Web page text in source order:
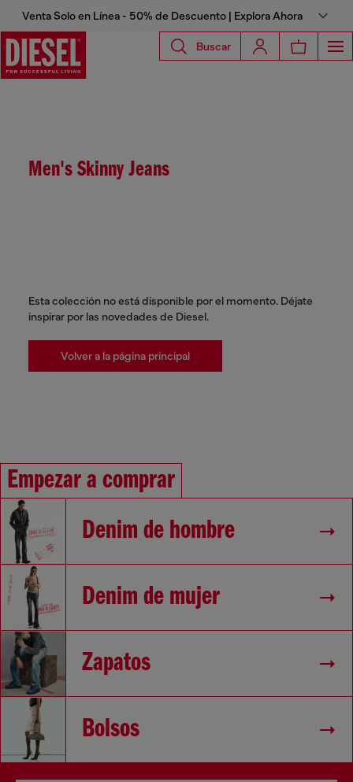
Venta Solo en Línea - 50% de Descuento | Explora Ahora
Buscar
Men's Skinny Jeans
Esta colección no está disponible por el momento. Déjate
inspirar por las novedades de Diesel.
Volver a la página principal
Empezar a comprar
Denim de hombre
Denim de mujer
Zapatos
Bolsos